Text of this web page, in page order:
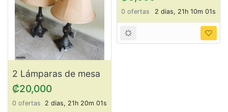
0 ofertas 2 dias, 21h 40m 01s 0 ofertas 2 dias, 21h 30m 01s